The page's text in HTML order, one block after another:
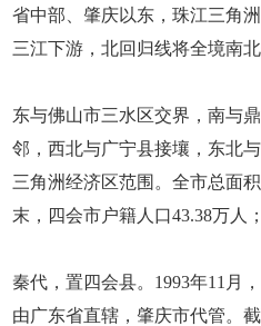
省中部、肇庆以东，珠江三角
三江下游，北回归线将全境南北
东与佛山市三水区交界，南与
邻，西北与广宁县接壤，东北
三角洲经济区范围。全市总面
末，四会市户籍人口43.38万人
秦代，置四会县。1993年11月
由广东省直辖，肇庆市代管。